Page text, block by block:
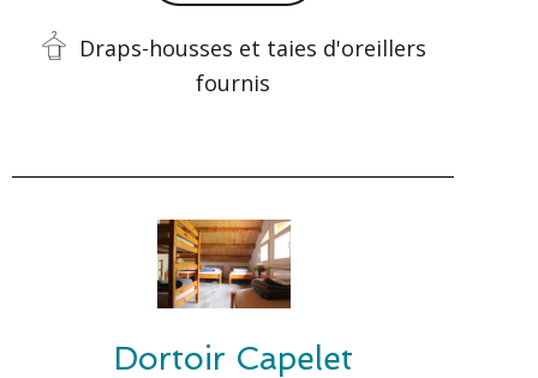
Draps-housses et taies d'oreillers
fournis
Dortoir Capelet